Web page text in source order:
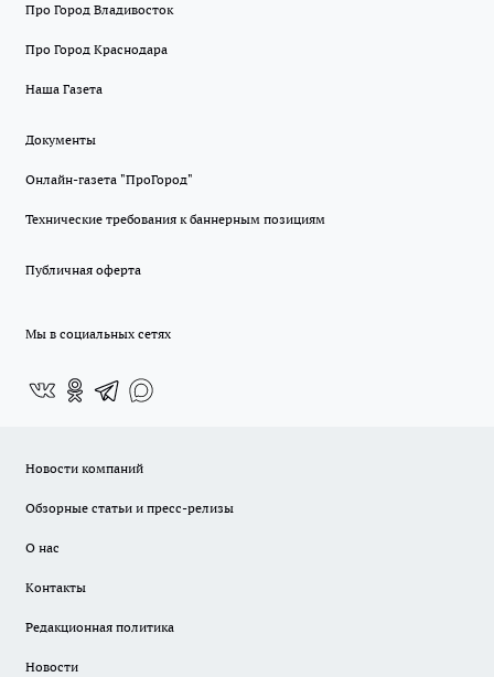
Про Город Владивосток
Про Город Краснодара
Наша Газета
Документы
Онлайн-газета "ПроГород"
Технические требования к баннерным позициям
Публичная оферта
Мы в социальных сетях
Новости компаний
Обзорные статьи и пресс-релизы
О нас
Контакты
Редакционная политика
Новости